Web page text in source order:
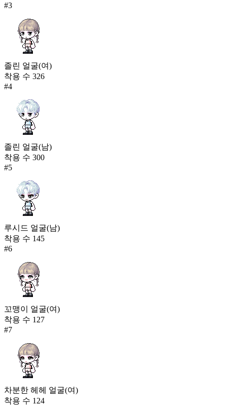
#3
졸린 얼굴(여)
착용 수 326
#4
졸린 얼굴(남)
착용 수 300
#5
루시드 얼굴(남)
착용 수 145
#6
꼬맹이 얼굴(여)
착용 수 127
#7
차분한 헤헤 얼굴(여)
착용 수 124